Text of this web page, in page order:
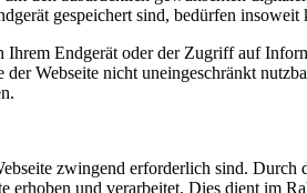
gespeichert sind, bedürfen
Endgerät oder der Zugriff auf
Webseite nicht uneingeschränkt
zwingend erforderlich sind. Durch
und verarbeitet. Dies dient im